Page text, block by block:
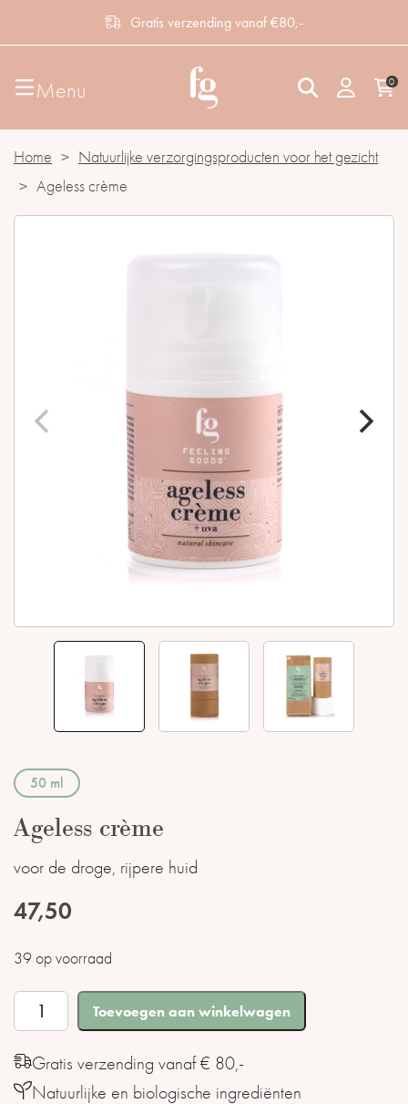
Gratis verzending vanaf €80,-
Menu 0
Home > Natuurlijke verzorgingsproducten voor het gezicht
> Ageless crème
50 ml
Ageless crème
voor de droge, rijpere huid
47,50
39 op voorraad
Ageless
crème
aantal
Toevoegen aan winkelwagen
Gratis verzending vanaf € 80,-
Natuurlijke en biologische ingrediënten